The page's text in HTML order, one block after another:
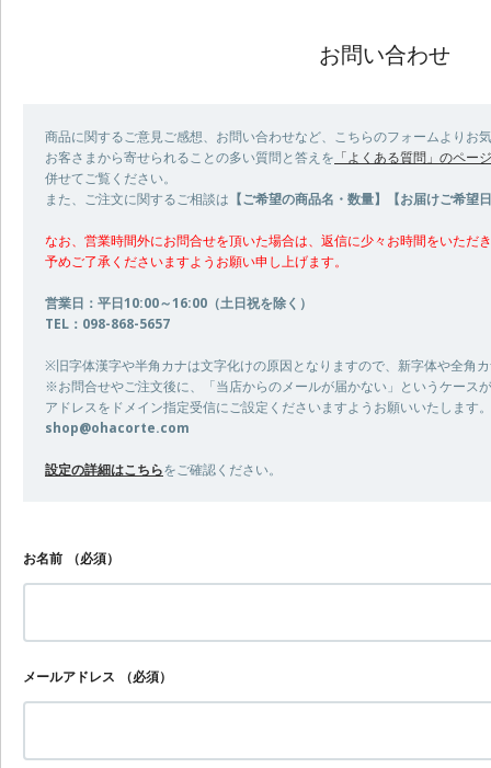
お問い合わせ
商品に関するご意見ご感想、お問い合わせなど、こちらのフォームよりお
お客さまから寄せられることの多い質問と答えを 「よくある質問」のページ
併せてご覧ください。
また、ご注文に関するご相談は 【ご希望の商品名・数量】【お届けご希望
なお、営業時間外にお問合せを頂いた場合は、返信に少々お時間をいただ
予めご了承くださいますようお願い申し上げます。
営業日：平日10:00～16:00（土日祝を除く）
TEL：098-868-5657
※旧字体漢字や半角カナは文字化けの原因となりますので、新字体や全角
※お問合せやご注文後に、「当店からのメールが届かない」というケース
アドレスをドメイン指定受信にご設定くださいますようお願いいたします。
shop@ohacorte.com
設定の詳細はこちらをご確認ください。
お名前 （必須）
メールアドレス （必須）